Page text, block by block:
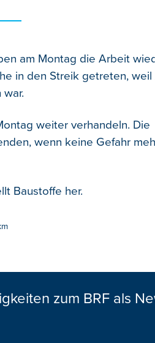
am Montag die Arbeit
in den Streik getreten,
weiter verhandeln. Die
wenn keine Gefahr
Baustoffe her.
zum BRF als